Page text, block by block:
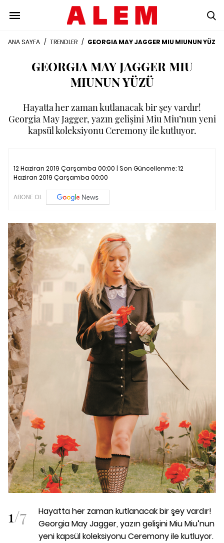
ANA SAYFA / TRENDLER / GEORGIA MAY JAGGER MIU MIUNUN YÜZÜ
GEORGIA MAY JAGGER MIU
MIUNUN YÜZÜ
Hayatta her zaman kutlanacak bir şey vardır!
Georgia May Jagger, yazın gelişini Miu Miu’nun yeni
kapsül koleksiyonu Ceremony ile kutluyor.
12 Haziran 2019 Çarşamba 00:00 | Son Güncellenme:12
Haziran 2019 Çarşamba 00:00
ABONE OL
1/7
Hayatta her zaman kutlanacak bir şey vardır!
Georgia May Jagger, yazın gelişini Miu Miu’nun
yeni kapsül koleksiyonu Ceremony ile kutluyor.